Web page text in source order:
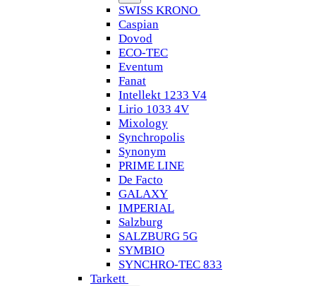
SWISS KRONO
Caspian
Dovod
ECO-TEC
Eventum
Fanat
Intellekt 1233 V4
Lirio 1033 4V
Mixology
Synchropolis
Synonym
PRIME LINE
De Facto
GALAXY
IMPERIAL
Salzburg
SALZBURG 5G
SYMBIO
SYNCHRO-TEC 833
Tarkett